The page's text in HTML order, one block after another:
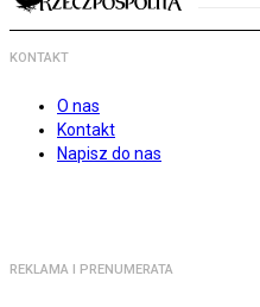
KONTAKT
O nas
Kontakt
Napisz do nas
REKLAMA I PRENUMERATA